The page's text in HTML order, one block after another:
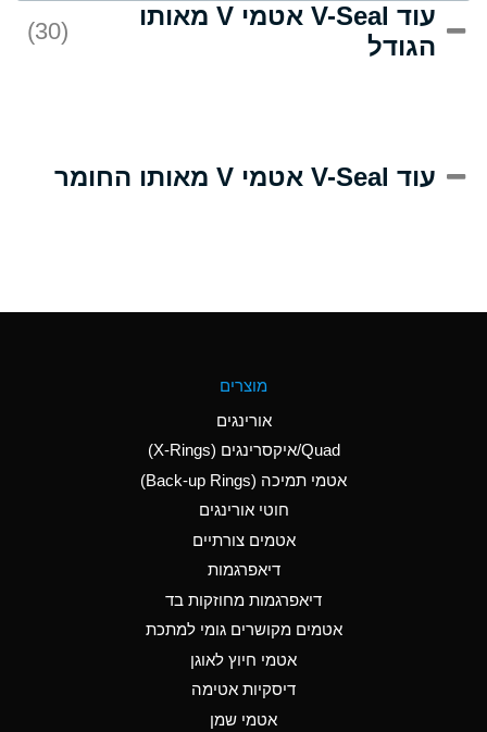
Acrlylonitrile
C
Adipic Acid
(Aqueous)
Aluminum Nitrate
(Aqueous)
Aluminum Phosphate
Ammonia Anhydrous
D
Ammonia Gas (cold)
D
Ammonia Gas (hot)
עוד V-Seal אטמי V מאותו
הגודל
(30)
עוד V-Seal אטמי V מאותו החומר
מוצרים
אורינגים
Quad/איקסרינגים (X-Rings)
אטמי תמיכה (Back-up Rings)
חוטי אורינגים
אטמים צורתיים
דיאפרגמות
דיאפרגמות מחוזקות בד
אטמים מקושרים גומי למתכת
אטמי חיוץ לאוגן
דיסקיות אטימה
אטמי שמן